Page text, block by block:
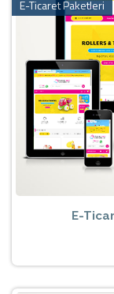
E-Ticaret Paketleri
E-